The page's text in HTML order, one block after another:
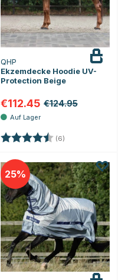
QHP
Ekzemdecke Hoodie UV-
Protection Beige
€112.45 €124.95
Bewertung: (6)
25